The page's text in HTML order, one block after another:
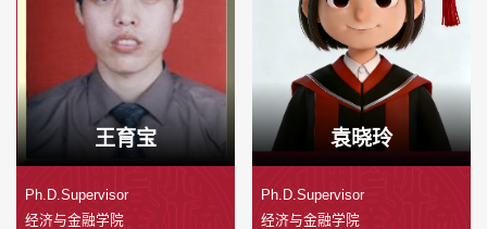
王育宝
Ph.D.Supervisor
经济与金融学院
袁晓玲
Ph.D.Supervisor
经济与金融学院